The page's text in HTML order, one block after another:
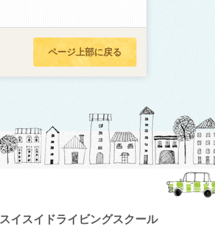
ページ上部に戻る
スイスイドライビングスクール